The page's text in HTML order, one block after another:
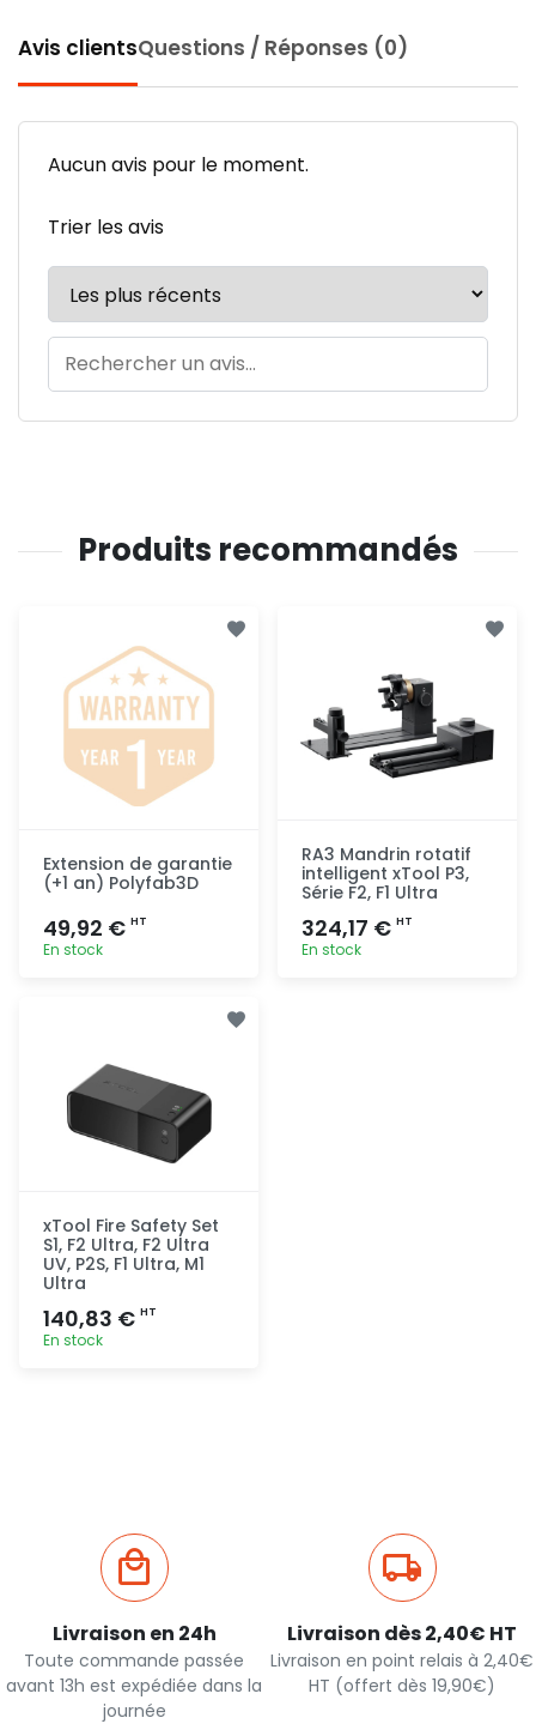
Avis clientsQuestions / Réponses (0)
Aucun avis pour le moment.
Trier les avis
Produits recommandés
Extension de garantie
(+1 an) Polyfab3D
49,92 € HT
En stock
RA3 Mandrin rotatif
intelligent xTool P3,
Série F2, F1 Ultra
324,17 € HT
En stock
xTool Fire Safety Set
S1, F2 Ultra, F2 Ultra
UV, P2S, F1 Ultra, M1
Ultra
140,83 € HT
En stock
Livraison en 24h
Toute commande passée
avant 13h est expédiée dans la
journée
Livraison dès 2,40€ HT
Livraison en point relais à 2,40€
HT (offert dès 19,90€)